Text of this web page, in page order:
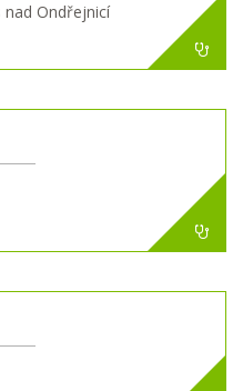
nad Ondřejnicí